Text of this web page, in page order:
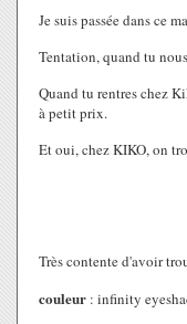
Je suis passée dans ce
Tentation, quand tu
Quand tu rentres chez
à petit prix.
Et oui, chez KIKO, on
Très contente d'avoir
couleur : infinity